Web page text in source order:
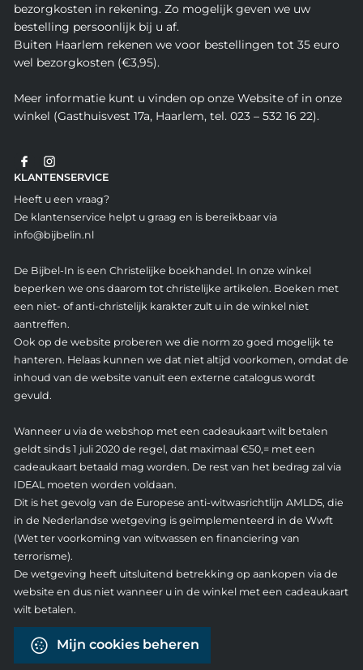
bezorgkosten in rekening. Zo mogelijk geven we uw
bestelling persoonlijk bij u af.
Buiten Haarlem rekenen we voor bestellingen tot 35 euro
wel bezorgkosten (€3,95).
Meer informatie kunt u vinden op onze Website of in onze
winkel (Gasthuisvest 17a, Haarlem, tel. 023 – 532 16 22).
KLANTENSERVICE
Heeft u een vraag?
De klantenservice helpt u graag en is bereikbaar via
info@bijbelin.nl
De Bijbel-In is een Christelijke boekhandel. In onze winkel
beperken we ons daarom tot christelijke artikelen. Boeken met
een niet- of anti-christelijk karakter zult u in de winkel niet
aantreffen.
Ook op de website proberen we die norm zo goed mogelijk te
hanteren. Helaas kunnen we dat niet altijd voorkomen, omdat de
inhoud van de website vanuit een externe catalogus wordt
gevuld.
Wanneer u via de webshop met een cadeaukaart wilt betalen
geldt sinds 1 juli 2020 de regel, dat maximaal €50,= met een
cadeaukaart betaald mag worden. De rest van het bedrag zal via
IDEAL moeten worden voldaan.
Dit is het gevolg van de Europese anti-witwasrichtlijn AMLD5, die
in de Nederlandse wetgeving is geïmplementeerd in de Wwft
(Wet ter voorkoming van witwassen en financiering van
terrorisme).
De wetgeving heeft uitsluitend betrekking op aankopen via de
website en dus niet wanneer u in de winkel met een cadeaukaart
wilt betalen.
Mijn cookies beheren